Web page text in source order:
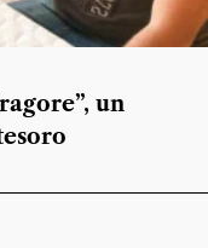
un